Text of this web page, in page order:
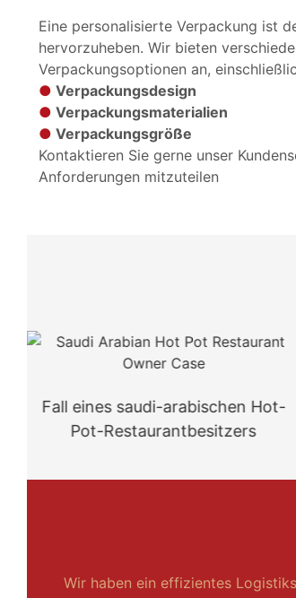
Eine personalisierte Verpackung ist
hervorzuheben. Wir bieten
Verpackungsoptionen an,
●Verpackungsdesign
●Verpackungsmaterialien
●Verpackungsgröße
Kontaktieren Sie gerne unser
Anforderungen mitzuteilen
Fall eines saudi-arabischen Hot-
Pot-Restaurantbesitzers
Wir haben ein effizientes